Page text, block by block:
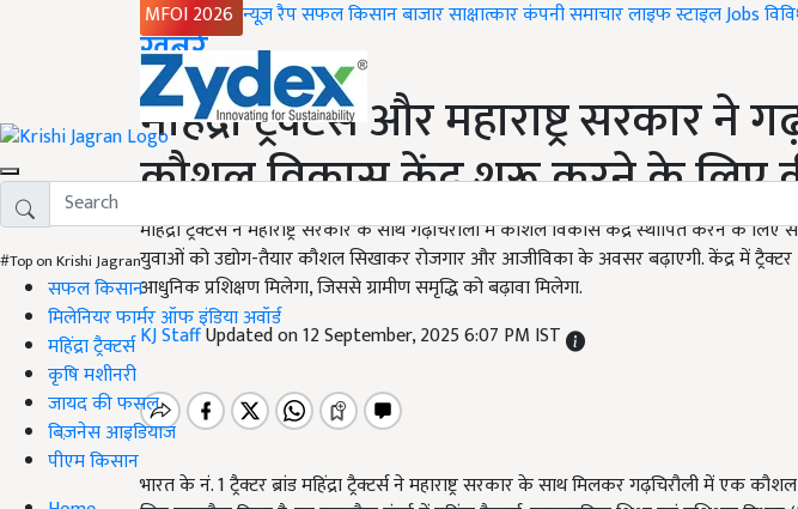
MFOI 2026 न्यूज़ रैपसफल किसानबाजारसाक्षात्कारकंपनी समाचारलाइफ स्टाइलJobs
#Top on Krishi Jagran
सफल किसान
मिलेनियर फार्मर ऑफ इंडिया अवॉर्ड
महिंद्रा ट्रैक्टर्स
कृषि मशीनरी
जायद की फसल
बिज़नेस आइडियाज
पीएम किसान
Home
ख़बरें
महिंद्रा ट्रैक्टर्स और महाराष्ट्र सरकार ने
कौशल विकास केंद्र शुरू करने के लिए
महिंद्रा ट्रैक्टर्स ने महाराष्ट्र सरकार के साथ गढ़चिरौली में कौशल विकास केंद्र स्थापित करने के लिए
युवाओं को उद्योग-तैयार कौशल सिखाकर रोजगार और आजीविका के अवसर बढ़ाएगी. केंद्र में
आधुनिक प्रशिक्षण मिलेगा, जिससे ग्रामीण समृद्धि को बढ़ावा मिलेगा.
KJ StaffUpdated on 12 September, 2025 6:07 PM IST
भारत के नं. 1 ट्रैक्टर ब्रांड महिंद्रा ट्रैक्टर्स ने महाराष्ट्र सरकार के साथ मिलकर गढ़चिरौली में एक